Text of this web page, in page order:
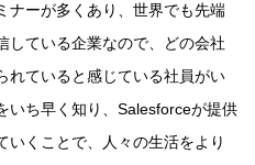
ナーが多くあり、世界でも先端
している企業なので、どの会社
れていると感じている社員がい
いち早く知り、Salesforceが提供
いくことで、人々の生活をより